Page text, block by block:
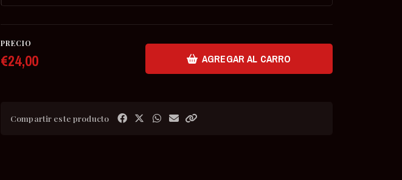
PRECIO
€24,00 AGREGAR AL CARRO
Compartir este producto